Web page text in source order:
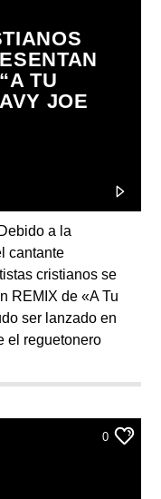
TU
JOE
a la
cantante
cristianos se
REMIX de «A Tu
ser lanzado en
el reguetonero
0